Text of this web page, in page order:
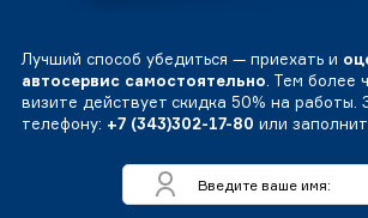
Лучший способ убедиться — приехать и
автосервис самостоятельно. Тем более
визите действует скидка 50% на работы.
телефону: +7 (343)302-17-80 или